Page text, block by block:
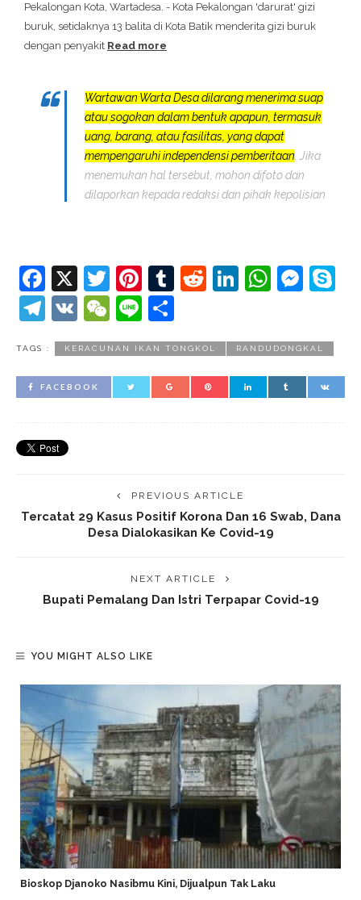
Pekalongan Kota, Wartadesa. - Kota Pekalongan 'darurat' gizi
buruk, setidaknya 13 balita di Kota Batik menderita gizi buruk
dengan penyakit Read more
Wartawan Warta Desa dilarang menerima suap
atau sogokan dalam bentuk apapun, termasuk
uang, barang, atau fasilitas, yang dapat
mempengaruhi independensi pemberitaan. Jika
menemukan hal tersebut, mohon difoto dan
dilaporkan kepada redaksi dan pihak kepolisian
Facebook
X Twitter
Pinterest
Tumblr
Reddit
LinkedIn
Telegram
VK WeChat
Line
TAGS : KERACUNAN IKAN TONGKOL RANDUDONGKAL
FACEBOOK
PREVIOUS ARTICLE
Tercatat 29 Kasus Positif Korona Dan 16 Swab, Dana
Desa Dialokasikan Ke Covid-19
NEXT ARTICLE
Bupati Pemalang Dan Istri Terpapar Covid-19
YOU MIGHT ALSO LIKE
Bioskop Djanoko Nasibmu Kini, Dijualpun Tak Laku